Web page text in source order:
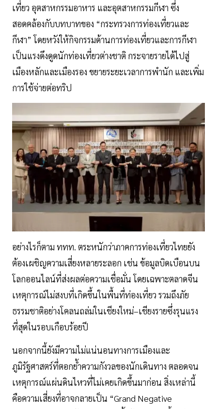
เที่ยว อุตสาหกรรมอาหาร และอุตสาหกรรมกีฬา ซึ่ง
สอดคล้องกับบทบาทของ “กระทรวงการท่องเที่ยวและ
กีฬา” โดยหวังให้กิจกรรมด้านการท่องเที่ยวและการกีฬา
เป็นแรงดึงดูดนักท่องเที่ยวต่างชาติ กระจายรายได้ไปสู่
เมืองหลักและเมืองรอง ขยายระยะเวลาการพำนัก และเพิ่ม
การใช้จ่ายต่อทริป
อย่างไรก็ตาม ททท. ตระหนักว่าภาคการท่องเที่ยวไทยยัง
ต้องเผชิญความเสี่ยงหลายระลอก เช่น ข้อมูลบิดเบือนบน
โลกออนไลน์ที่ส่งผลต่อความเชื่อมั่น โดยเฉพาะตลาดจีน
เหตุการณ์ไม่สงบที่เกิดขึ้นในพื้นที่ท่องเที่ยว รวมถึงภัย
ธรรมชาติอย่างโคลนถล่มในเชียงใหม่–เชียงรายซึ่งรุนแรง
ที่สุดในรอบเกือบร้อยปี
นอกจากนี้ยังมีความไม่แน่นอนทางการเมืองและ
ภูมิรัฐศาสตร์ที่ตอกย้ำความกังวลของนักเดินทาง ตลอดจน
เหตุการณ์แผ่นดินไหวที่ไม่เคยเกิดขึ้นมาก่อน สิ่งเหล่านี้
คือความเสี่ยงที่อาจกลายเป็น “Grand Negative